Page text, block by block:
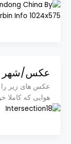
عکس/شهر
عکس های زیر را
هوایی که کاملا